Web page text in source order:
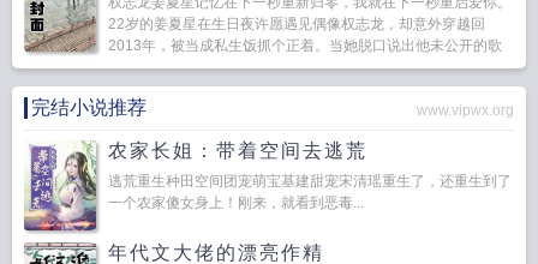
22岁的姜夏星在生日夜许愿遇见偶像权志龙，却意外穿越回
2013年，被当成私生饭抓个正着。当她脱口说出他未公开的歌
词时，权志龙眯起眼睛解释一下，你怎么知...
完结小说推荐 www.vipwx.org
农家长姐：带着空间去逃荒
逃荒重生种田空间团宠萌宝基建甜宠宋清瑶重生了，还重生到了
一个农家傻女身上！刚来，就看到恶毒...
年代文大佬的漂亮作精